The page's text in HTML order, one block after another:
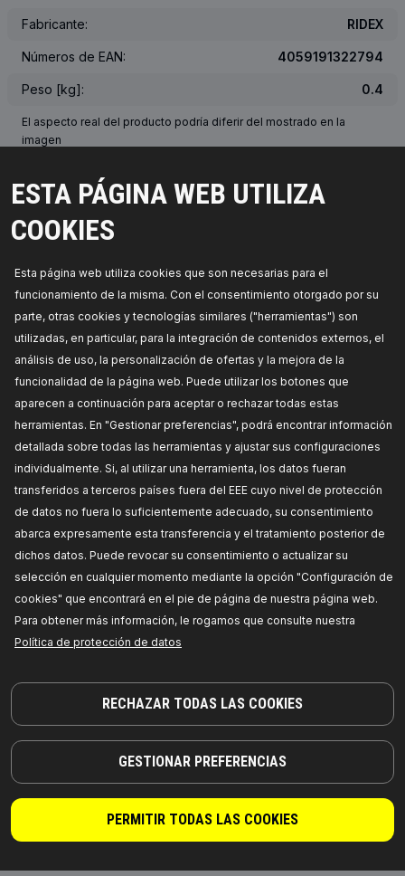
ESTA PÁGINA WEB UTILIZA
COOKIES
Esta página web utiliza cookies que son necesarias para el
funcionamiento de la misma. Con el consentimiento otorgado por su
parte, otras cookies y tecnologías similares ("herramientas") son
utilizadas, en particular, para la integración de contenidos externos, el
análisis de uso, la personalización de ofertas y la mejora de la
funcionalidad de la página web. Puede utilizar los botones que
aparecen a continuación para aceptar o rechazar todas estas
herramientas. En "Gestionar preferencias", podrá encontrar información
detallada sobre todas las herramientas y ajustar sus configuraciones
individualmente. Si, al utilizar una herramienta, los datos fueran
transferidos a terceros países fuera del EEE cuyo nivel de protección
de datos no fuera lo suficientemente adecuado, su consentimiento
abarca expresamente esta transferencia y el tratamiento posterior de
dichos datos. Puede revocar su consentimiento o actualizar su
selección en cualquier momento mediante la opción "Configuración de
cookies" que encontrará en el pie de página de nuestra página web.
Para obtener más información, le rogamos que consulte nuestra
Política de protección de datos
RECHAZAR TODAS LAS COOKIES
GESTIONAR PREFERENCIAS
PERMITIR TODAS LAS COOKIES
Fabricante: RIDEX
Números de EAN: 4059191322794
Peso [kg]: 0.4
El aspecto real del producto podría diferir del mostrado en la
imagen
NÚMERO OEM, NÚMERO DE FABRICANTE DE EQUIPOS
ORIGINALES (OEM)
LOS PRODUCTOS MÁS VENDIDOS EN SU PAÍS
PIEZAS COMPATIBLES
¡PIEZAS EN LAS QUE PUEDE CONFIAR!
10365 BERLIN
PRODUCTOS
ACERCA DE NOSOTROS
RIDEX
RIDEX PLUS
COLABORACIÓN
Distribuidores